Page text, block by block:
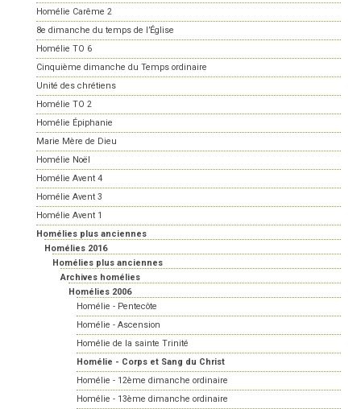
Homélie Carême 2
8e dimanche du temps de l’Église
Homélie TO 6
Cinquième dimanche du Temps ordinaire
Unité des chrétiens
Homélie TO 2
Homélie Épiphanie
Marie Mère de Dieu
Homélie Noël
Homélie Avent 4
Homélie Avent 3
Homélie Avent 1
Homélies plus anciennes
Homélies 2016
Homélies plus anciennes
Archives homélies
Homélies 2006
Homélie - Pentecôte
Homélie - Ascension
Homélie de la sainte Trinité
Homélie - Corps et Sang du Christ
Homélie - 12ème dimanche ordinaire
Homélie - 13ème dimanche ordinaire